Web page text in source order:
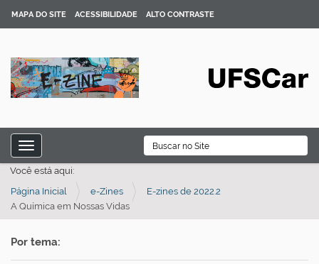
MAPA DO SITE ACESSIBILIDADE ALTO CONTRASTE
Toggle navigation
Você está aqui:
Página Inicial
e-Zines
E-zines de 2022.2
A Química em Nossas Vidas
Por tema: